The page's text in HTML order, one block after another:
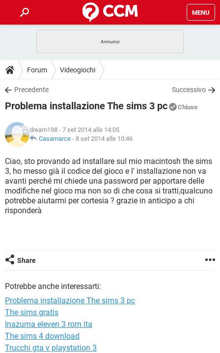
MENU
INTRATTENIMENTO
iOS
INSTAGRAM WHATSAPP
TIKTOK
HARDWARE
GUIDE
COVID-19
INSTAGRAM WHATSAPP
TIKTOK
HARDWARE
DOWNLOAD
COVID-19 GAMING
INTRATTENIMENTO
iOS WINDOWS 10
INSTAGRAM WHATSAPP
TIKTOK FACEBOOK
HARDWARE
COVID-19 GAMING
INTRATTENIMENTO
iOS WINDOWS 10
INSTAGRAM WHATSAPP
TIKTOK FACEBOOK
HARDWARE
GLOSSARIO
COVID-19 GAMING
INTRATTENIMENTO ANDROID
iOS WINDOWS 10
INSTAGRAM WHATSAPP
Forum Videogiochi
Precedente Successivo
Problema installazione The sims 3 pc Chiuso
dream198 - 7 set 2014 alle 14:05
Casamarce - 8 set 2014 alle 10:46
Ciao, sto provando ad installare sul mio macintosh the sims
3, ho messo già il codice del gioco e l' installazione non va
avanti perché mi chiede una password per apportare delle
modifiche nel gioco ma non so di che cosa si tratti,qualcuno
potrebbe aiutarmi per cortesia ? grazie in anticipo a chi
risponderà
Share
Potrebbe anche interessarti:
Problema installazione The sims 3 pc
The sims gratis
Inazuma eleven 3 rom ita
The sims 4 download
Trucchi gta v playstation 3